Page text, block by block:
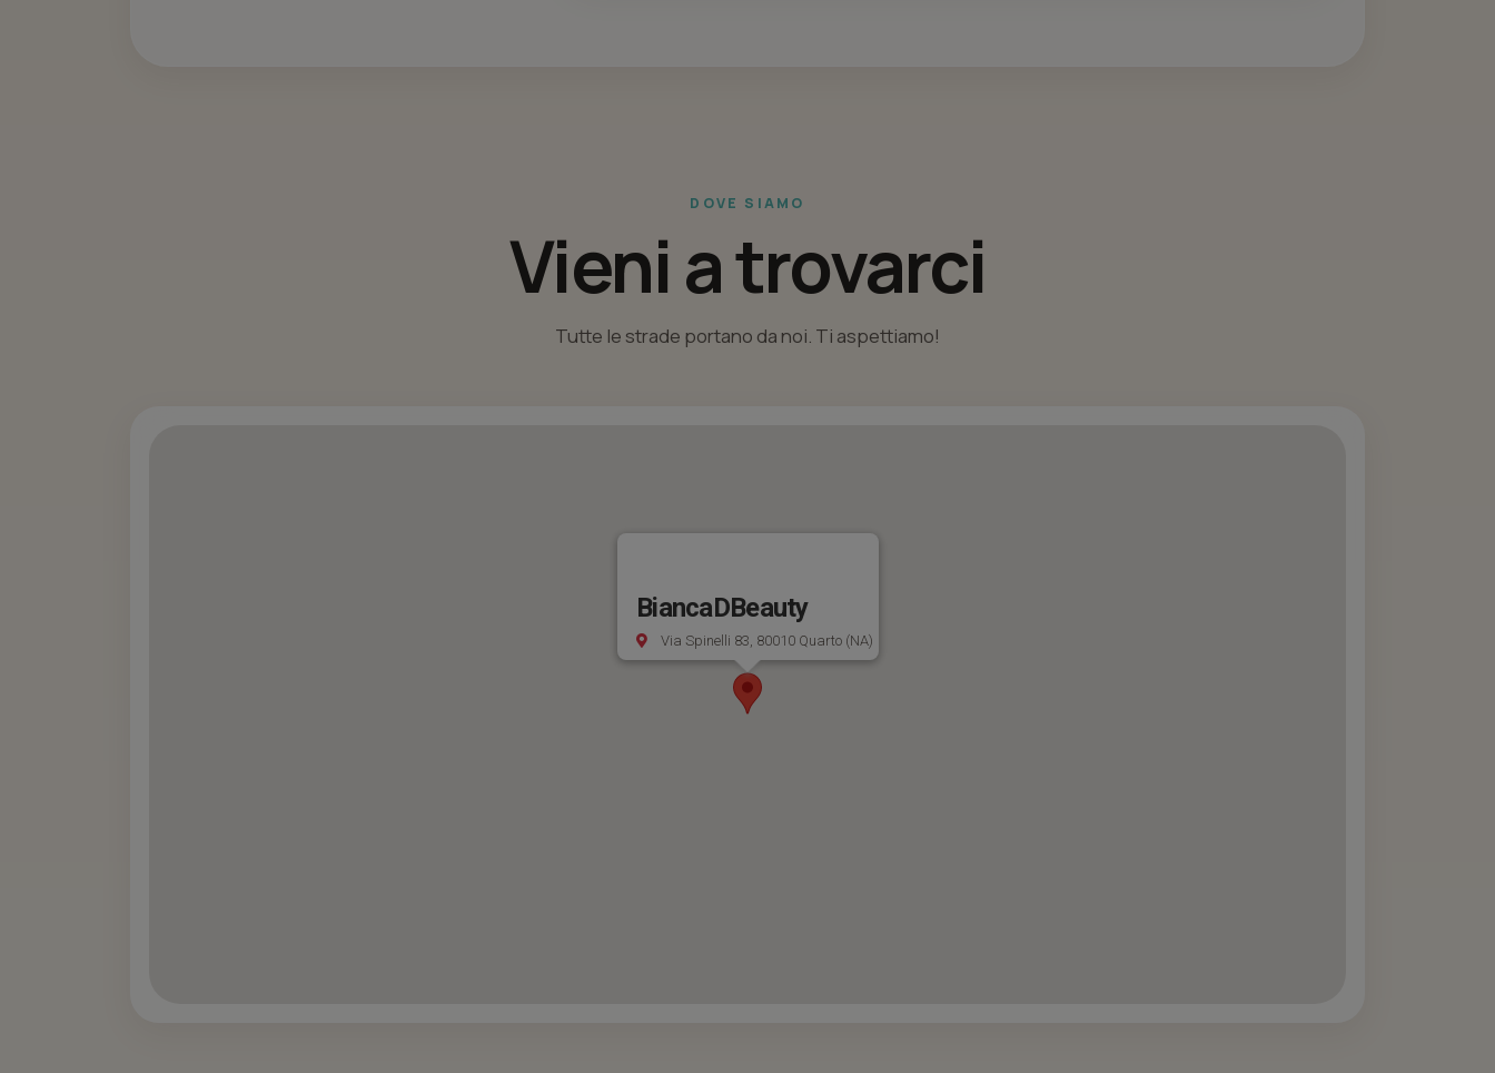
DOVE SIAMO
Vieni a trovarci
Tutte le strade portano da noi. Ti aspettiamo!
BiancaDBeauty
Via Spinelli 83, 80010 Quarto (NA)